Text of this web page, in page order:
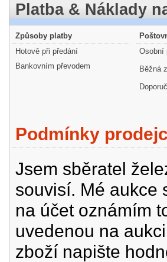
Platba & Náklady
Způsoby platby
Hotově při předání
Bankovním převodem
Osobní
Běžná
Podmínky
Jsem sběratel
souvisí. Mé aukce
na účet oznámím
uvedenou na
zboží napište